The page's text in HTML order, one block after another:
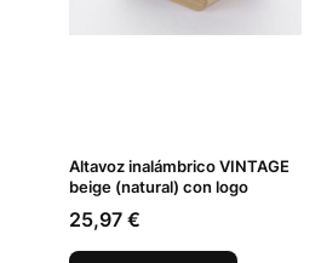
Altavoz inalámbrico VINTAGE
beige (natural) con logo
Precio
25,97 €